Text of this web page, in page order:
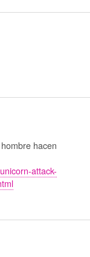
hacen
attack-